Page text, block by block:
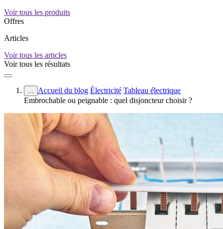
Voir tous les produits
Offres
Articles
Voir tous les articles
Voir tous les résultats
... Accueil du blog Électricité Tableau électrique
Embrochable ou peignable : quel disjoncteur choisir ?